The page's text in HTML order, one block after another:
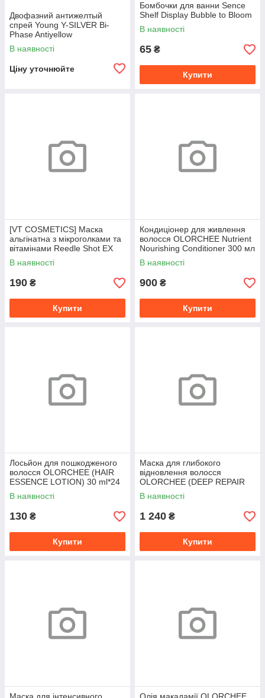
Двофазний антижелтый
спрей Young Y-SILVER Bi-
Phase Antiyellow
В наявності
Ціну уточнюйте
Бомбочки для ванни Sence
Shelf Display Bubble to Bloom
В наявності
65 ₴
Купити
[VT COSMETICS] Маска
альгінатна з мікроголками та
вітамінами Reedle Shot EX
Vitamin Modeling Pack, 2
В наявності
190 ₴
Купити
Кондиціонер для живлення
волосся OLORCHEE Nutrient
Nourishing Conditioner 300 мл
В наявності
900 ₴
Купити
Лосьйон для пошкодженого
волосся OLORCHEE (HAIR
ESSENCE LOTION) 30 ml*24
В наявності
130 ₴
Купити
Маска для глибокого
відновлення волосся
OLORCHEE (DEEP REPAIR
HAIR TREATMENT) 500 ml
В наявності
1 240 ₴
Купити